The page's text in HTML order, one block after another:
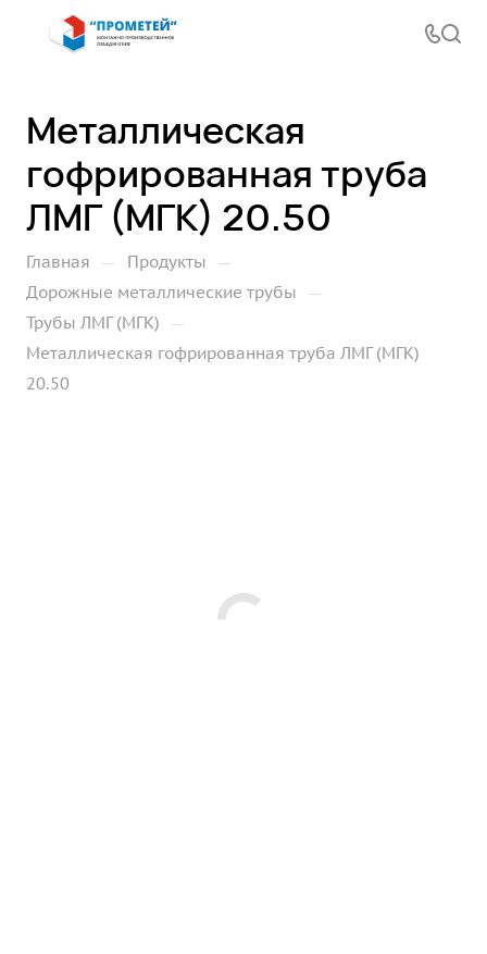
Металлическая
гофрированная труба
ЛМГ (МГК) 20.50
Главная — Продукты —
Дорожные металлические трубы —
Трубы ЛМГ (МГК) —
Металлическая гофрированная труба ЛМГ (МГК)
20.50